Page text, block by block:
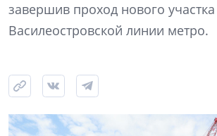
завершив проход нового
Василеостровской линии метро.